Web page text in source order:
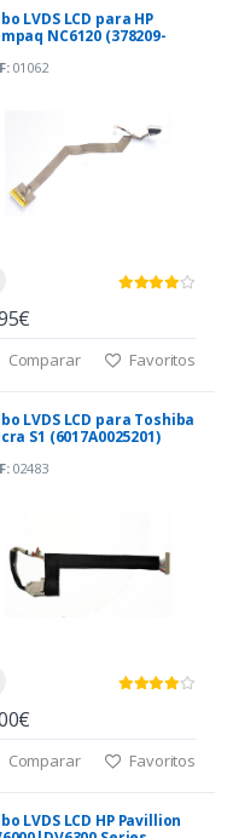
LVDS LCD para HP
NC6120 (378209-
01062
Comparar Favoritos
LVDS LCD para Toshiba
S1 (6017A0025201)
02483
Comparar Favoritos
LVDS LCD HP Pavillion